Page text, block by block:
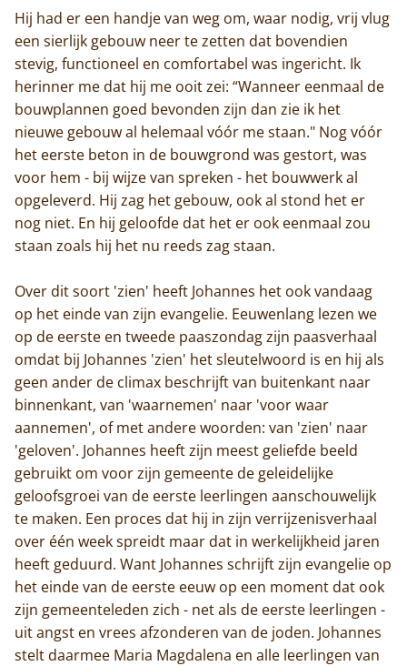
Hij had er een handje van weg om, waar nodig, vrij vlug
een sierlijk gebouw neer te zetten dat bovendien
stevig, functioneel en comfortabel was ingericht. Ik
herinner me dat hij me ooit zei: “Wanneer eenmaal de
bouwplannen goed bevonden zijn dan zie ik het
nieuwe gebouw al helemaal vóór me staan." Nog vóór
het eerste beton in de bouwgrond was gestort, was
voor hem - bij wijze van spreken - het bouwwerk al
opgeleverd. Hij zag het gebouw, ook al stond het er
nog niet. En hij geloofde dat het er ook eenmaal zou
staan zoals hij het nu reeds zag staan.
Over dit soort 'zien' heeft Johannes het ook vandaag
op het einde van zijn evangelie. Eeuwenlang lezen we
op de eerste en tweede paaszondag zijn paasverhaal
omdat bij Johannes 'zien' het sleutelwoord is en hij als
geen ander de climax beschrijft van buitenkant naar
binnenkant, van 'waarnemen' naar 'voor waar
aannemen', of met andere woorden: van 'zien' naar
'geloven'. Johannes heeft zijn meest geliefde beeld
gebruikt om voor zijn gemeente de geleidelijke
geloofsgroei van de eerste leerlingen aanschouwelijk
te maken. Een proces dat hij in zijn verrijzenisverhaal
over één week spreidt maar dat in werkelijkheid jaren
heeft geduurd. Want Johannes schrijft zijn evangelie op
het einde van de eerste eeuw op een moment dat ook
zijn gemeenteleden zich - net als de eerste leerlingen -
uit angst en vrees afzonderen van de joden. Johannes
stelt daarmee Maria Magdalena en alle leerlingen van